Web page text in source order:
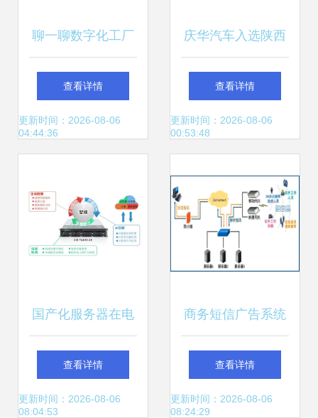
聊一聊数字化工厂
技术的应用现状与
趋势!
查看详情
更新时间：2026-08-06
04:44:36
庆华汽车入选陕西
省先进级智能工厂
公示名单，信息系
查看详情
更新时间：2026-08-06
00:53:48
国产化服务器在电
力信息系统集成服
务中的应用与挑战
查看详情
更新时间：2026-08-06
08:04:53
商务短信广告系统
的信息系统集成服
务 优化营销传播的
查看详情
更新时间：2026-08-06
08:24:29